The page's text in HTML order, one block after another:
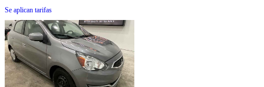
Se aplican tarifas